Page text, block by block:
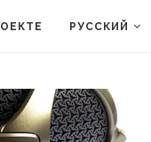
РУССКИЙ